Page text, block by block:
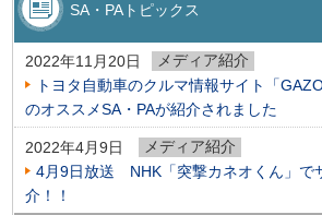
SA・PAトピックス
2022年11月20日
メディア紹介
トヨタ自動車のクルマ情報サイト「
のオススメSA・PAが紹介されました
2022年4月9日
メディア紹介
4月9日放送 NHK「突撃カネオくん」で
介！！